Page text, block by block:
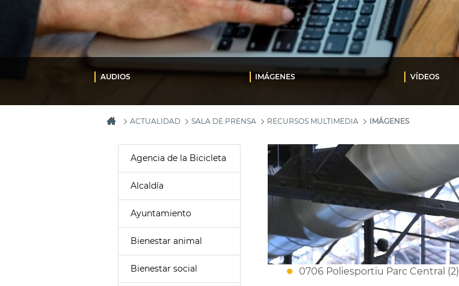
AUDIOS IMÁGENES VÍDEOS
ACTUALIDAD SALA DE PRENSA RECURSOS MULTIMEDIA IMÁGENES
Agencia de la Bicicleta
Alcaldía
Ayuntamiento
Bienestar animal
Bienestar social 0706 Poliesportiu Parc Central (2)